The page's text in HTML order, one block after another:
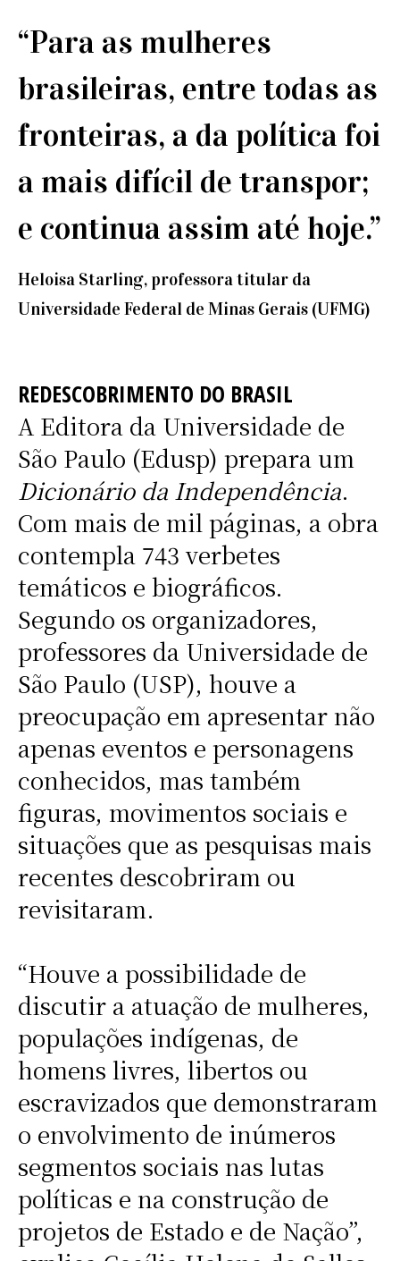
“Para as mulheres
brasileiras, entre todas as
fronteiras, a da política foi
a mais difícil de transpor;
e continua assim até hoje.”
Heloisa Starling, professora titular da
Universidade Federal de Minas Gerais (UFMG)
REDESCOBRIMENTO DO BRASIL
A Editora da Universidade de
São Paulo (Edusp) prepara um
Dicionário da Independência.
Com mais de mil páginas, a obra
contempla 743 verbetes
temáticos e biográficos.
Segundo os organizadores,
professores da Universidade de
São Paulo (USP), houve a
preocupação em apresentar não
apenas eventos e personagens
conhecidos, mas também
figuras, movimentos sociais e
situações que as pesquisas mais
recentes descobriram ou
revisitaram.
“Houve a possibilidade de
discutir a atuação de mulheres,
populações indígenas, de
homens livres, libertos ou
escravizados que demonstraram
o envolvimento de inúmeros
segmentos sociais nas lutas
políticas e na construção de
projetos de Estado e de Nação”,